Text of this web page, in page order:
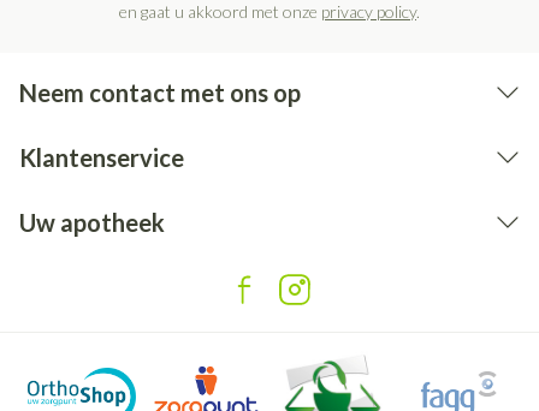
en gaat u akkoord met onze privacy policy.
Neem contact met ons op
Klantenservice
Uw apotheek